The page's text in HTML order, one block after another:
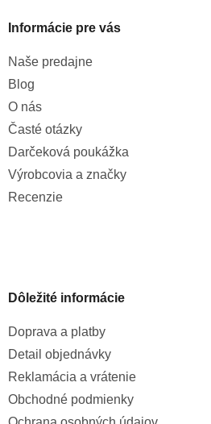
Informácie pre vás
Naše predajne
Blog
O nás
Časté otázky
Darčeková poukážka
Výrobcovia a značky
Recenzie
Dôležité informácie
Doprava a platby
Detail objednávky
Reklamácia a vrátenie
Obchodné podmienky